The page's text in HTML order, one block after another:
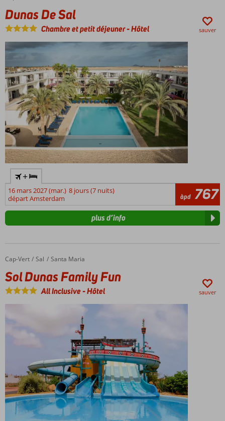
safari
en
dans
paysage
désertique.
La
cuisine
capverdienne
est
délicieuse.
Riches
influences
du
Portugal,
du
Brésil
et
de
Vous
goûter
plat
national
maïs.
Terminez
la
journée
Salle
de
fitness
Demi-
Plus ou
pension
complète
Plus
également
possibles!
Dunas De Sal
Chambre et petit déjeuner-Hôtel sauver
+
16 mars 2027 (mar.) 8 jours (7 nuits)
départ Amsterdam
àpd 767
plus d’info
Accueil
Cap-Vert Sal Santa Maria
Sol Dunas Family Fun
Sol Dunas Family Fun
All Inclusive-Hôtel sauver